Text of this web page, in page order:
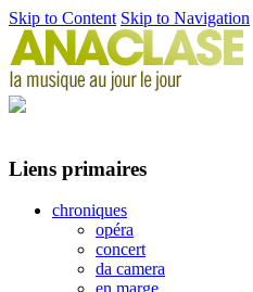
Skip to Content Skip to Navigation
Liens primaires
chroniques
opéra
concert
da camera